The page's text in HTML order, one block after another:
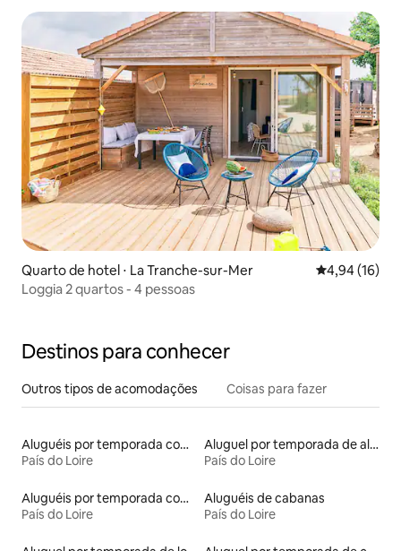
Quarto de hotel ⋅ La Tranche-sur-Mer 4,94 de uma
4,94 (16)
Loggia 2 quartos - 4 pessoas
Destinos para conhecer
Outros tipos de acomodações Coisas para fazer
Aluguéis por temporada com banheiro para PCD
País do Loire
Aluguel por temporada de alojamentos ecológicos
País do Loire
Aluguéis por temporada com caiaque
País do Loire
Aluguéis de cabanas
País do Loire